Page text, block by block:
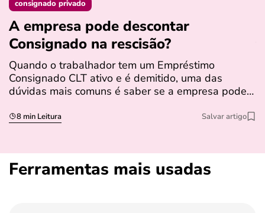
consignado privado
A empresa pode descontar
Consignado na rescisão​?
Quando o trabalhador tem um Empréstimo
Consignado CLT ativo e é demitido, uma das
dúvidas mais comuns é saber se a empresa pode…
8 min Leitura Salvar artigo
Ferramentas mais usadas